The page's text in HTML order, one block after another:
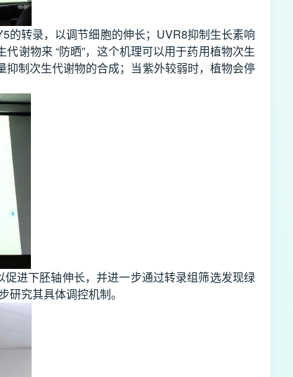
的转录，以调节细胞的伸长；UVR8抑制生长素响
谢物来 “防晒”，这个机理可以用于药用植物次生
制次生代谢物的合成；当紫外较弱时，植物会停
进下胚轴伸长，并进一步通过转录组筛选发现绿
究其具体调控机制。